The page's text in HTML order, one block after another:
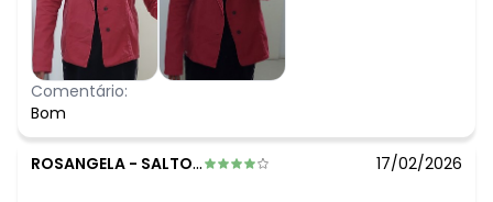
Comentário:
Bom
ROSANGELA - SALTO - SP 17/02/2026